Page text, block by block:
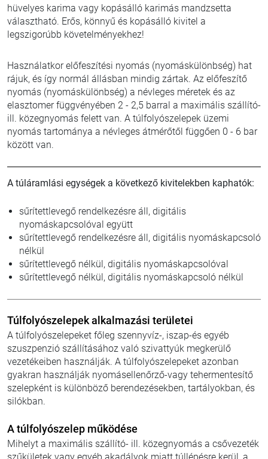
Túláramszelep: Alumínium ház + karima. Acél-/nemesacél
hüvelyes karima vagy kopásálló karimás mandzsetta
választható. Erős, könnyű és kopásálló kivitel a
Használatkor előfeszítési nyomás (nyomáskülönbség) hat
rájuk, és így normál állásban mindig zártak. Az előfeszítő
nyomás (nyomáskülönbség) a névleges méretek és az
elasztomer függvényében 2 - 2,5 barral a maximális szállító-
ill. közegnyomás felett van. A túlfolyószelepek üzemi
nyomás tartománya a névleges átmérőtől függően 0 - 6 bar
sűrítettlevegő rendelkezésre áll, digitális
nyomáskapcsolóval együtt
sűrítettlevegő rendelkezésre áll, digitális nyomáskapcsoló
nélkül
sűrítettlevegő nélkül, digitális nyomáskapcsolóval
Túlfolyószelepek alkalmazási területei
A túlfolyószelepeket főleg szennyvíz-, iszap-és egyéb
szuszpenzió szállításához való szivattyúk megkerülő
vezetékeiben használják. A túlfolyószelepeket azonban
gyakran használják nyomásellenőrző-vagy tehermentesítő
szelepként is különböző berendezésekben, tartályokban, és
A túlfolyószelep működése
Mihelyt a maximális szállító- ill. közegnyomás a csővezeték